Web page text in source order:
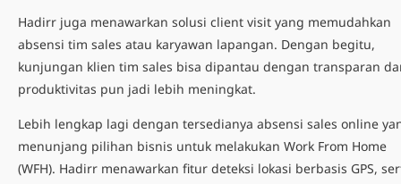
Hadirr juga menawarkan solusi client visit yang memudahkan
absensi tim sales atau karyawan lapangan. Dengan begitu,
kunjungan klien tim sales bisa dipantau dengan transparan
produktivitas pun jadi lebih meningkat.
Lebih lengkap lagi dengan tersedianya absensi sales online
menunjang pilihan bisnis untuk melakukan Work From Home
(WFH). Hadirr menawarkan fitur deteksi lokasi berbasis GPS,